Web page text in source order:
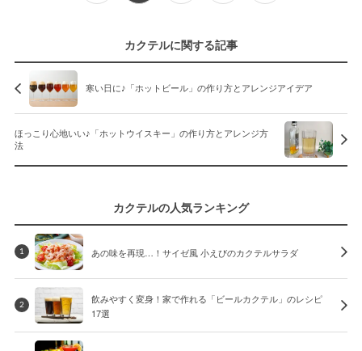
カクテルに関する記事
寒い日に♪「ホットビール」の作り方とアレンジアイデア
ほっこり心地いい♪「ホットウイスキー」の作り方とアレンジ方
法
カクテルの人気ランキング
1 あの味を再現…！サイゼ風 小えびのカクテルサラダ
2
飲みやすく変身！家で作れる「ビールカクテル」のレシピ
17選